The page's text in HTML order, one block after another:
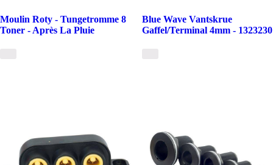
Moulin Roty - Tungetromme 8
Toner - Après La Pluie
Blue Wave Vantskrue
Gaffel/Terminal 4mm - 1323230